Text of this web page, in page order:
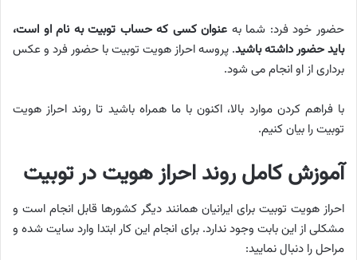
حضور خود فرد: شما به عنوان کسی که حساب توبیت به نام او است،
باید حضور داشته باشید. پروسه احراز هویت توبیت با حضور فرد و عکس
برداری از او انجام می شود.
با فراهم کردن موارد بالا، اکنون با ما همراه باشید تا روند احراز هویت
توبیت را بیان کنیم.
آموزش کامل روند احراز هویت در توبیت
احراز هویت توبیت برای ایرانیان همانند دیگر کشورها قابل انجام است و
مشکلی از این بابت وجود ندارد. برای انجام این کار ابتدا وارد سایت شده و
مراحل را دنبال نمایید: